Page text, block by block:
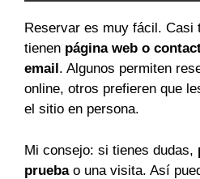
Reservar es muy fácil. Casi
tienen página web o
email . Algunos permiten
online, otros prefieren que
el sitio en persona.
Mi consejo: si tienes dudas,
pruebao una visita. Así